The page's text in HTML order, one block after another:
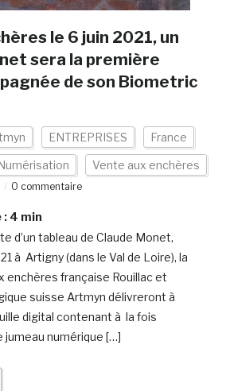
le 6 juin 2021, un
sera la première
de son Biometric
ENTREPRISES France
Vente aux enchères
0 commentaire
: 4 min
d’un tableau de Claude Monet,
à Artigny (dans le Val de Loire), la
enchères française Rouillac et
suisse Artmyn délivreront à
digital contenant à la fois
jumeau numérique […]